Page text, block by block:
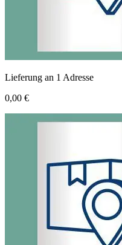
Lieferung an 1 Adresse
0,00 €